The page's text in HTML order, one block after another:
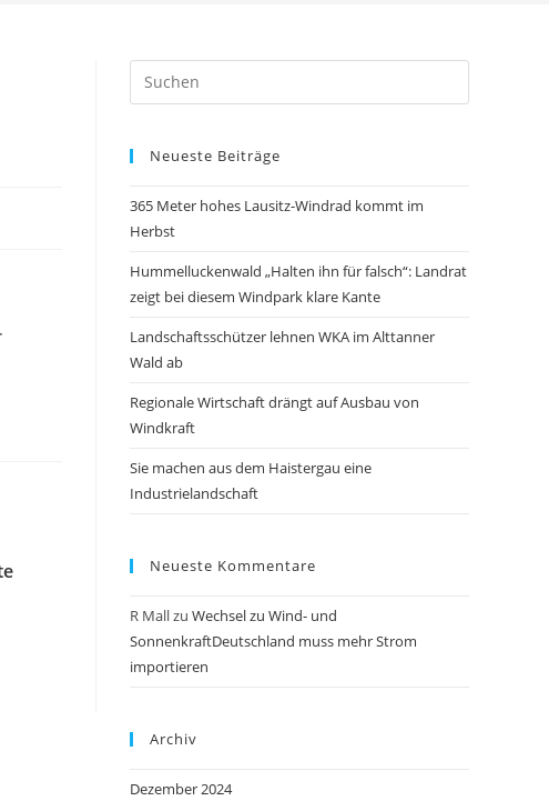
Neueste Beiträge
365 Meter hohes Lausitz-Windrad kommt im
Herbst
Hummelluckenwald „Halten ihn für falsch“: Landrat
zeigt bei diesem Windpark klare Kante
Landschaftsschützer lehnen WKA im Alttanner
Wald ab
Regionale Wirtschaft drängt auf Ausbau von
Windkraft
Sie machen aus dem Haistergau eine
Industrielandschaft
Neueste Kommentare
R Mallzu Wechsel zu Wind- und
SonnenkraftDeutschland muss mehr Strom
importieren
Archiv
Dezember 2024